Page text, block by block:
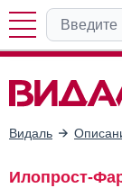
Видаль
Илопрост-